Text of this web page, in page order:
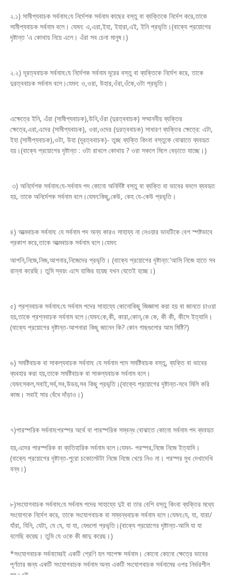
২.১) সামীপ্যবাচক সর্বনাম:যে নির্দেশক সর্বনাম কাছের বস্তু বা ব্যক্তিকে নির্দেশ করে,তাকে
সামীপ্যবাচক সর্বনাম বলে। যেমন: এ,এরা,ইহা, ইহারা,এই, ইনি প্রভৃতি।(বাক্যে প্রয়োগের
দৃষ্টান্ত 'এ কোথায় নিয়ে এলে। এঁরা সব চেনা মানুষ।)
২.২) দূরত্ববাচক সর্বনাম:যে নির্দেশক সর্বনাম দূরের বস্তু বা ব্যক্তিকে নির্দেশ করে, তাকে
দুরত্ববাচক সর্বনাম বলে।যেমন: ও,ওরা, উহার,ওঁরা,ওঁকে,ওটা প্রভৃতি।
এক্ষেত্রে ইনি, এঁরা (সামীপ্যবাচক),উনি,ওঁরা (দুরত্ববাচক) সম্মাননীয় ব্যক্তির
ক্ষেত্রে,এরা,এদের (সামীপ্যবাচক), ওরা,ওদের (দুরত্ববাচক) সাধারণ ব্যক্তির ক্ষেত্রে: এটা,
ইহা (সামীপ্যবাচক),ওটা, উহা (দূরত্ববাচক)- তুচ্ছ ব্যক্তি কিংবা বস্তুকে বোঝাতে ব্যবহৃত
হয়।(বাক্যে প্রয়োগের দৃষ্টান্ত : ওটা রাখলে কোথায় ? ওরা সকলে মিলে বেড়াতে যাচ্ছে।)
৩) অনির্দেশক সর্বনাম:যে-সর্বনাম পদ কোনো অনির্দিষ্ট বস্তু বা ব্যক্তি বা ভাবের বদলে ব্যবহৃত
হয়, তাকে অনির্দেশক সর্বনাম বলে।যেমন:কিছু,কেউ, কেহ যে-কেউ প্রভৃতি।
৪) আত্মবাচক সর্বনাম: যে সর্বনাম পদ অন্য কারও সাহায্য না নেওয়ার ভাবটিকে বেশ স্পষ্টভাবে
প্রকাশ করে,তাকে আত্মবাচক সর্বনাম বলে।যেমন:
আপনি,নিজে,নিজ,আপনার,নিজেদের প্রভৃতি। (বাক্যে প্রয়োগের দৃষ্টান্ত:'আমি নিজে হাতে সব
রান্না করেছি। তুমি স্বয়ং এসে হাজির হয়েছ যখন যেতেই হচ্ছে।)
৫) প্রশ্নবাচক সর্বনাম:যে সর্বনাম পদের সাহায্যে কোনোকিছু জিজ্ঞাসা করা হয় বা জানতে চাওয়া
হয়,তাকে প্রশ্নবাচক সর্বনাম বলে।যেমন:কে,কী, কারা,কোন্,কে কে, কী কী, কীসে ইত্যাদি।
(বাক্যে প্রয়োগের দৃষ্টান্ত-আপনারা কিছু জানেন কি? কোন গাছগুলোর আম মিষ্টি?)
৬) সমষ্টিবাচক বা সাকল্যবাচক সর্বনাম: যে সর্বনাম পদে সমষ্টিবাচক বস্তু, ব্যক্তি বা ভাবের
ব্যবহার করা হয়,তাকে সমষ্টিবাচক বা সাকল্যবাচক সর্বনাম বলে।
যেমন:সকল,সবাই,সর্ব,সব,উভয়,সব কিছু প্রভৃতি।(বাক্যে প্রয়োগের দৃষ্টান্ত-সবে মিলি করি
কাজ। সবাই সার বেঁধে দাঁড়াও।)
৭)পারস্পরিক সর্বনাম:পরস্পর অর্থে বা পারস্পরিক সম্বন্ধ বোঝাতে কোনো সর্বনাম পদ ব্যবহৃত
হয়,এদের পারস্পরিক বা ব্যতিহারিক সর্বনাম বলে।যেমন- পরস্পর,নিজে নিজে ইত্যাদি।
(বাক্যে প্রয়োগের দৃষ্টান্ত-পুরো চকোলেটটা নিজে নিজে খেয়ে নিও না। পরস্পর মুখ দেখাদেখি
বন্ধ।)
৮)সংযোগবাচক সর্বনাম:যে সর্বনাম পদের সাহায্যে দুই বা তার বেশি বস্তু কিংবা ব্যক্তির মধ্যে
সংযোগকে নির্দেশ করে, তাকে সংযোগবাচক বা সম্বন্ধবাচক সর্বনাম বলে।যেমন:যে, যা, যারা/
যাঁরা, যিনি, যেটা, যে যে, যা যা, যেগুলো প্রভৃতি।(বাক্যে প্রয়োগের দৃষ্টান্ত-আমি যা যা
বলেছি করেছ। তুমি যে ওকে কী জাদু করেছ।)
*সংযোগবাচক সর্বনামেরই একটি শ্রেণি হল সাপেক্ষ সর্বনাম। কোনো কোনো ক্ষেত্রে ভাবের
পূর্ণতার জন্য একটি সংযোগবাচক সর্বনাম অন্য একটি সংযোগবাচক সর্বনামের ওপর নির্ভরশীল